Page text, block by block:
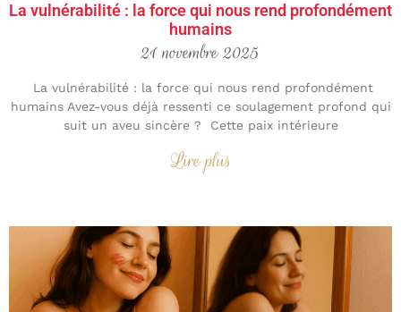
La vulnérabilité : la force qui nous rend profondément
humains
21 novembre 2025
La vulnérabilité : la force qui nous rend profondément
humains Avez-vous déjà ressenti ce soulagement profond qui
suit un aveu sincère ? Cette paix intérieure
Lire plus